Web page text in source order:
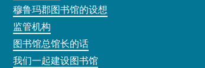
穆鲁玛郡图书馆的设想
监管机构
图书馆总馆长的话
我们一起建设图书馆